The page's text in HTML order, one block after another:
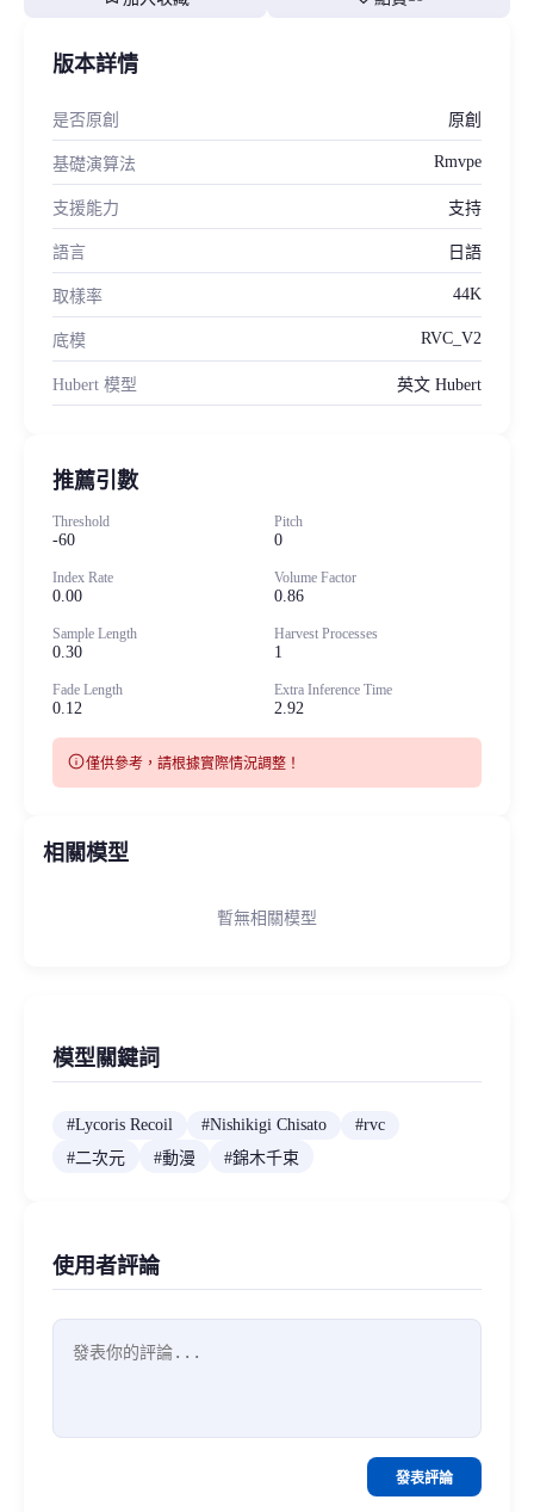
版本詳情
是否原創 原創
基礎演算法 Rmvpe
支援能力 支持
語言 日語
取樣率 44K
底模 RVC_V2
Hubert 模型 英文 Hubert
推薦引數
Threshold
-60
Pitch
0
Index Rate
0.00
Volume Factor
0.86
Sample Length
0.30
Harvest Processes
1
Fade Length
0.12
Extra Inference Time
2.92
info僅供參考，請根據實際情況調整！
相關模型
暫無相關模型
模型關鍵詞
#Lycoris Recoil #Nishikigi Chisato #rvc
#二次元 #動漫 #錦木千束
使用者評論
發表評論